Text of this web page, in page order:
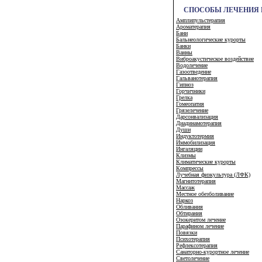
СПОСОБЫ ЛЕЧЕНИЯ
Амплипульстерапия
Ароматерапия
Бани
Бальнеологические курорты
Банки
Ванны
Виброакустическое воздействие
Водолечение
Газоотведение
Гальванотерапия
Гипноз
Горчичники
Грелка
Гомеопатия
Грязелечение
Дарсонвализация
Диадинамотерапия
Души
Индуктотермия
Иммобилизация
Ингаляции
Клизмы
Климатические курорты
Компрессы
Лучебная физкультура (ЛФК)
Магнитотерапия
Массаж
Местное обезболивание
Наркоз
Обливания
Обтирания
Озокеритом лечение
Парафином лечение
Повязки
Психотерапия
Рефлексотерапия
Санаторно-курортное лечение
Светолечение